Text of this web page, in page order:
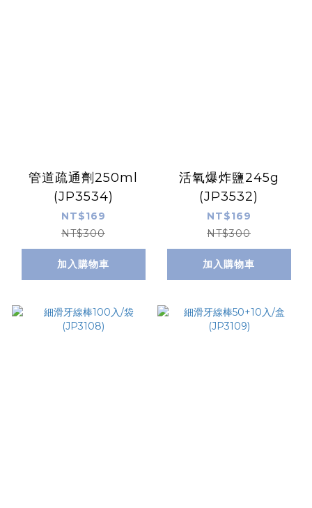
管道疏通劑250ml
(JP3534)
NT$169
NT$300
加入購物車
活氧爆炸鹽245g
(JP3532)
NT$169
NT$300
加入購物車